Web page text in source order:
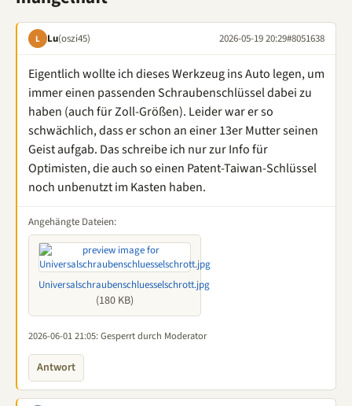
L Lu(oszi45) 2026-05-19 20:29#8051638
Eigentlich wollte ich dieses Werkzeug ins Auto legen, um
immer einen passenden Schraubenschlüssel dabei zu
haben (auch für Zoll-Größen). Leider war er so
schwächlich, dass er schon an einer 13er Mutter seinen
Geist aufgab. Das schreibe ich nur zur Info für
Optimisten, die auch so einen Patent-Taiwan-Schlüssel
noch unbenutzt im Kasten haben.
Angehängte Dateien:
Universalschraubenschluesselschrott.jpg
(180 KB)
2026-06-01 21:05: Gesperrt durch Moderator
Antwort